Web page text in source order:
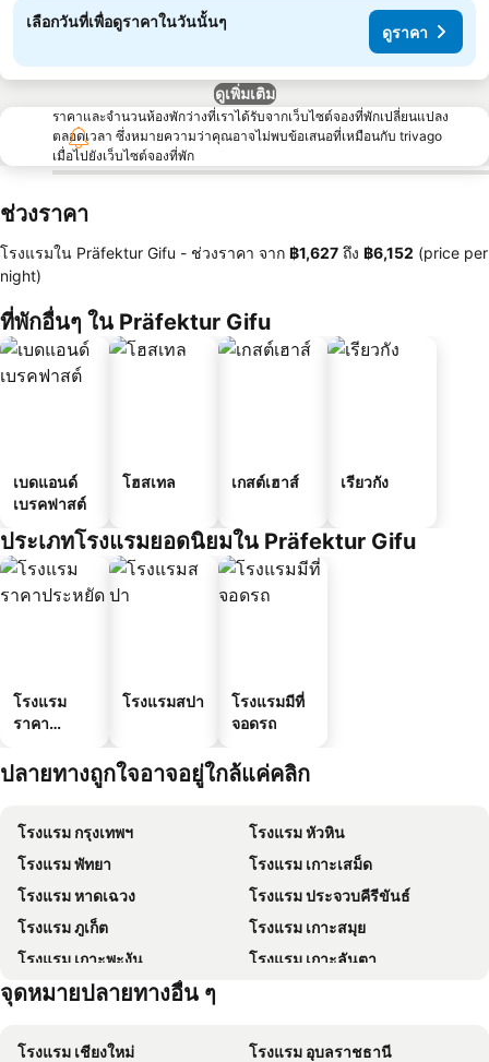
เลือกวันที่เพื่อดูราคาในวันนั้นๆ
ดูราคา
ดูเพิ่มเติม
ราคาและจำนวนห้องพักว่างที่เราได้รับจากเว็บไซต์จองที่พักเปลี่ยนแปลง
ตลอดเวลา ซึ่งหมายความว่าคุณอาจไม่พบข้อเสนอที่เหมือนกับ trivago
เมื่อไปยังเว็บไซต์จองที่พัก
ช่วงราคา
โรงแรมใน Präfektur Gifu - ช่วงราคา จาก ‎฿1,627 ถึง ‎฿6,152 (price per
night)
ที่พักอื่นๆ ใน Präfektur Gifu
เบดแอนด์
เบรคฟาสต์
โฮสเทล เกสต์เฮาส์ เรียวกัง
ประเภทโรงแรมยอดนิยมใน Präfektur Gifu
โรงแรม
ราคา
โรงแรมสปา
โรงแรมมีที่
จอดรถ
ปลายทางถูกใจอาจอยู่ใกล้แค่คลิก
โรงแรม กรุงเทพฯ
โรงแรม หัวหิน
โรงแรม พัทยา
โรงแรม เกาะเสม็ด
โรงแรม หาดเฉวง
โรงแรม ประจวบคีรีขันธ์
โรงแรม ภูเก็ต
โรงแรม เกาะสมุย
โรงแรม เกาะพะงัน
โรงแรม เกาะลันตา
โรงแรม เกาะหลีเป๊ะ
จุดหมายปลายทางอื่น ๆ
โรงแรม เชียงใหม่
โรงแรม อุบลราชธานี